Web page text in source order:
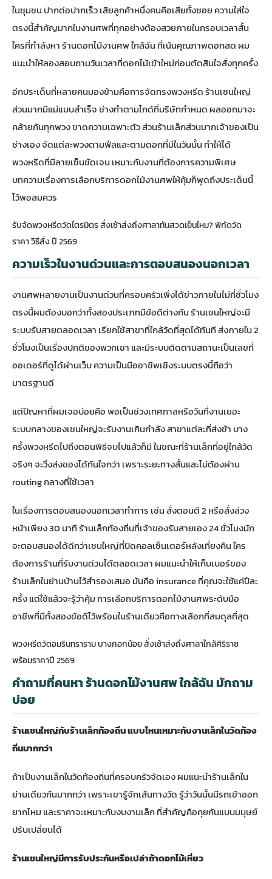
ในชุมชน ปากต่อปากเร็ว เสียลูกค้าหนึ่งคนคือเสียทั้งซอย ความใส่ใจ
ตรงนี้สำคัญมากในงานศพที่ทุกอย่างต้องสวยภายในกรอบเวลาสั้น
ใครที่กำลังหาร้านดอกไม้งานศพ ใกล้ฉันที่เน้นคุณภาพดอกสด ผม
แนะนำให้ลองสอบถามวันเวลาที่ดอกไม้เข้าใหม่ก่อนตัดสินใจสั่งทุกครั้ง
อีกประเด็นที่หลายคนมองข้ามคือการจัดทรงพวงหรีด ร้านเชนใหญ่
ส่วนมากมีแม่แบบสำเร็จ ช่างทำตามไกด์ที่บริษัทกำหนด ผลออกมาจะ
คล้ายกันทุกพวง ขาดความเฉพาะตัว ส่วนร้านเล็กส่วนมากเจ้าของเป็น
ช่างเอง จัดแต่ละพวงตามฟีลและตามดอกที่มีในวันนั้น ทำให้ได้
พวงหรีดที่มีลายเซ็นชัดเจน เหมาะกับงานที่ต้องการความพิเศษ
บทความเรื่องการเลือกบริการดอกไม้งานศพให้คุ้มก็พูดถึงประเด็นนี้
ไว้พอสมควร
รับจัดพวงหรีดวัดไตรมิตร สั่งเช้าส่งถึงศาลาทันสวดเย็นไหม? พิกัดวัด
ราคา วิธีสั่ง ปี 2569
ความเร็วในงานด่วนและการตอบสนองนอกเวลา
งานศพหลายงานเป็นงานด่วนที่ครอบครัวเพิ่งได้ข่าวภายในไม่กี่ชั่วโมง
ตรงนี้ผมต้องบอกว่าทั้งสองประเภทมีข้อดีต่างกัน ร้านเชนใหญ่จะมี
ระบบรับสายตลอดเวลา เรียกใช้สาขาที่ใกล้วัดที่สุดได้ทันที ส่งภายใน 2
ชั่วโมงเป็นเรื่องปกติของพวกเขา และมีระบบติดตามสถานะเป็นเลขที่
ออเดอร์ที่ดูได้ผ่านเว็บ ความเป็นมืออาชีพเชิงระบบตรงนี้ถือว่า
มาตรฐานดี
แต่ปัญหาที่ผมเจอบ่อยคือ พอเป็นช่วงเทศกาลหรือวันที่งานเยอะ
ระบบกลางของเชนใหญ่จะรับงานเกินกำลัง สาขาแต่ละที่ส่งช้า บาง
ครั้งพวงหรีดไปถึงตอนพิธีจบไปแล้วก็มี ในขณะที่ร้านเล็กที่อยู่ใกล้วัด
จริงๆ จะวิ่งส่งของได้ทันใจกว่า เพราะระยะทางสั้นและไม่ต้องผ่าน
routing กลางที่ใช้เวลา
ในเรื่องการตอบสนองนอกเวลาทำการ เช่น สั่งตอนตี 2 หรือสั่งล่วง
หน้าเพียง 30 นาที ร้านเล็กท้องถิ่นที่เจ้าของรับสายเอง 24 ชั่วโมงมัก
จะตอบสนองได้ดีกว่าเชนใหญ่ที่ปิดคอลเซ็นเตอร์หลังเที่ยงคืน ใคร
ต้องการร้านที่รับงานด่วนได้ตลอดเวลา ผมแนะนำให้เก็บเบอร์ของ
ร้านเล็กในย่านบ้านไว้สำรองเสมอ มันคือ insurance ที่คุณจะใช้แค่ปีละ
ครั้ง แต่ใช้แล้วจะรู้ว่าคุ้ม การเลือกบริการดอกไม้งานศพระดับมือ
อาชีพที่มีทั้งสองข้อดีไว้พร้อมในร้านเดียวคือทางเลือกที่สมดุลที่สุด
พวงหรีดวัดอมรินทราราม บางกอกน้อย สั่งเช้าส่งถึงศาลาใกล้ศิริราช
พร้อมราคาปี 2569
คำถามที่คนหา ร้านดอกไม้งานศพ ใกล้ฉัน มักถาม
บ่อย
ร้านเชนใหญ่กับร้านเล็กท้องถิ่น แบบไหนเหมาะกับงานเล็กในวัดท้อง
ถิ่นมากกว่า
ถ้าเป็นงานเล็กในวัดท้องถิ่นที่ครอบครัวจัดเอง ผมแนะนำร้านเล็กใน
ย่านเดียวกันมากกว่า เพราะเขารู้จักเส้นทางวัด รู้ว่าวันนั้นมีรถเข้าออก
ยากไหม และราคาจะเหมาะกับงบงานเล็ก ที่สำคัญคือคุยกันแบบมนุษย์
ปรับเปลี่ยนได้
ร้านเชนใหญ่มีการรับประกันหรือเปล่าถ้าดอกไม้เหี่ยว